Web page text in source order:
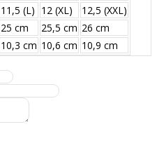
11,5 (L) 12 (XL)
12,5 (XXL)
25 сm 25,5 сm 26 сm
10,3 сm 10,6 сm 10,9 сm